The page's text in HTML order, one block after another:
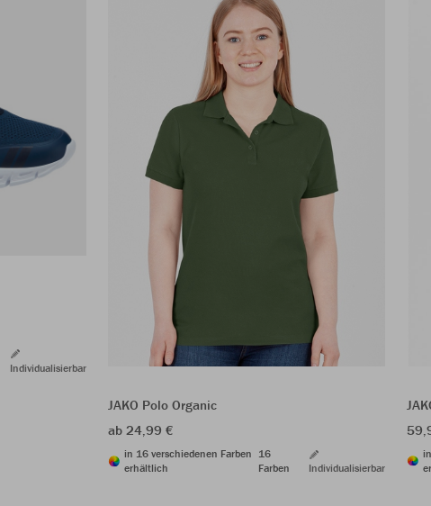
Individualisierbar
JAKO Polo Organic
ab 24,99 €
in 16 verschiedenen Farben
erhältlich
16
Farben
Individualisierbar